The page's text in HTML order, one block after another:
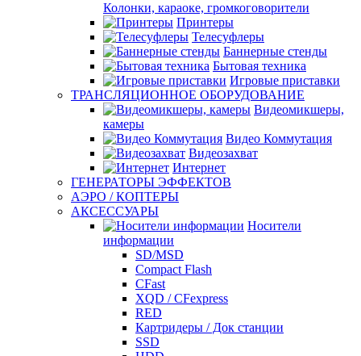
Колонки, караоке, громкоговорители
Принтеры
Телесуфлеры
Баннерные стенды
Бытовая техника
Игровые приставки
ТРАНСЛЯЦИОННОЕ ОБОРУДОВАНИЕ
Видеомикшеры,
камеры
Видео Коммутация
Видеозахват
Интернет
ГЕНЕРАТОРЫ ЭФФЕКТОВ
АЭРО / КОПТЕРЫ
АКСЕССУАРЫ
Носители
информации
SD/MSD
Compact Flash
CFast
XQD / CFexpress
RED
Картридеры / Док станции
SSD